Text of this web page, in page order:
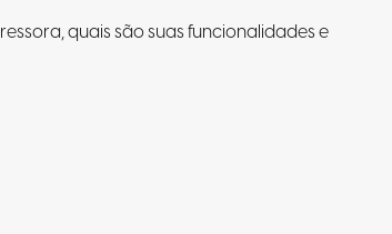
quais são suas funcionalidades e